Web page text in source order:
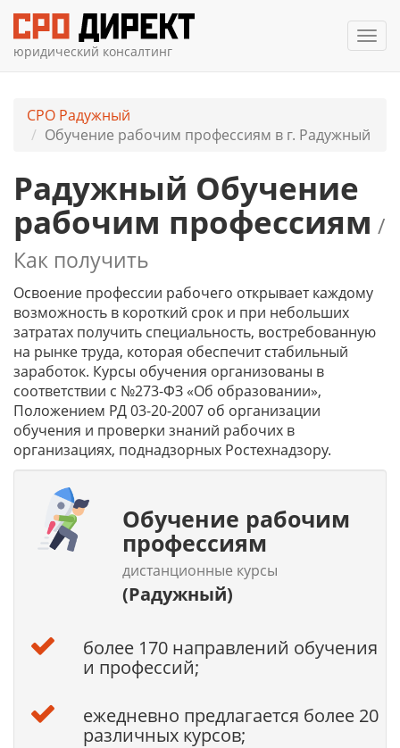
юридический консалтинг
СРО Радужный
Обучение рабочим профессиям в г. Радужный
Радужный Обучение
рабочим профессиям /
Как получить
Освоение профессии рабочего открывает каждому
возможность в короткий срок и при небольших
затратах получить специальность, востребованную
на рынке труда, которая обеспечит стабильный
заработок. Курсы обучения организованы в
соответствии с №273-ФЗ «Об образовании»,
Положением РД 03-20-2007 об организации
обучения и проверки знаний рабочих в
организациях, поднадзорных Ростехнадзору.
Обучение рабочим
профессиям
дистанционные курсы
(Радужный)
более 170 направлений обучения
и профессий;
ежедневно предлагается более 20
различных курсов;